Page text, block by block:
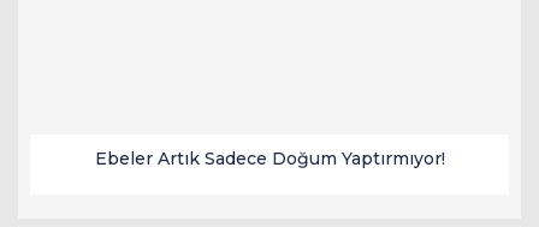
Ebeler Artık Sadece Doğum Yaptırmıyor!